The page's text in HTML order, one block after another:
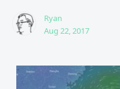
Ryan
Aug 22, 2017